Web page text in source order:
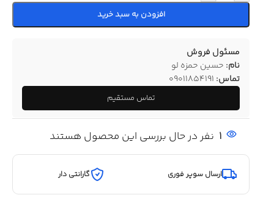
افزودن به سبد خرید
مسئول فروش
نام: حسین حمزه لو
تماس: 09011854191
تماس مستقیم
1 نفر در حال بررسی این محصول هستند
ارسال سوپر فوری گارانتی دار